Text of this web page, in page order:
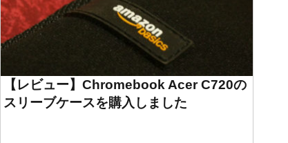
【レビュー】Chromebook Acer C720の
スリーブケースを購入しました